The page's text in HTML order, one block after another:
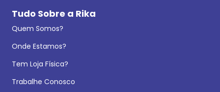
Tudo Sobre a Rika
Quem Somos?
Onde Estamos?
Tem Loja Física?
Trabalhe Conosco